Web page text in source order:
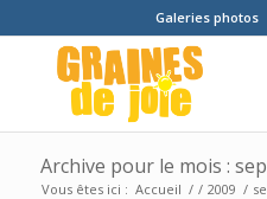
Galeries photos
Archive pour le mois :
Vous êtes ici : Accueil / / 2009 /